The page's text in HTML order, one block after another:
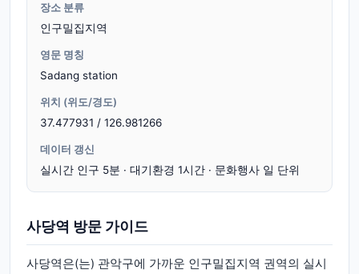
장소 분류
인구밀집지역
영문 명칭
Sadang station
위치 (위도/경도)
37.477931 / 126.981266
데이터 갱신
실시간 인구 5분 · 대기환경 1시간 · 문화행사 일 단위
사당역 방문 가이드
사당역은(는) 관악구에 가까운 인구밀집지역 권역의 실시